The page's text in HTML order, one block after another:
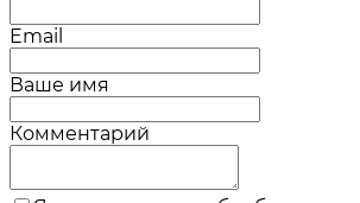
Email
Ваше имя
Комментарий